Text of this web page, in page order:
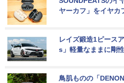
ヤーカフ」をイヤカ
レイズ鍛造1ピース
s」軽量なままに剛
鳥肌ものの「